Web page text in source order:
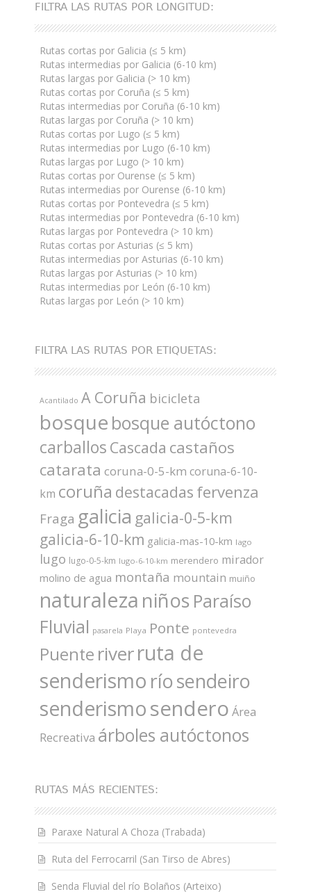
FILTRA LAS RUTAS POR LONGITUD:
Rutas cortas por Galicia (≤ 5 km)
Rutas intermedias por Galicia (6-10 km)
Rutas largas por Galicia (> 10 km)
Rutas cortas por Coruña (≤ 5 km)
Rutas intermedias por Coruña (6-10 km)
Rutas largas por Coruña (> 10 km)
Rutas cortas por Lugo (≤ 5 km)
Rutas intermedias por Lugo (6-10 km)
Rutas largas por Lugo (> 10 km)
Rutas cortas por Ourense (≤ 5 km)
Rutas intermedias por Ourense (6-10 km)
Rutas cortas por Pontevedra (≤ 5 km)
Rutas intermedias por Pontevedra (6-10 km)
Rutas largas por Pontevedra (> 10 km)
Rutas cortas por Asturias (≤ 5 km)
Rutas intermedias por Asturias (6-10 km)
Rutas largas por Asturias (> 10 km)
Rutas intermedias por León (6-10 km)
Rutas largas por León (> 10 km)
FILTRA LAS RUTAS POR ETIQUETAS:
Acantilado A Coruña bicicleta
bosque bosque autóctono
carballos Cascada castaños
catarata coruna-0-5-km coruna-6-10-
km coruña destacadas fervenza
Fraga galicia galicia-0-5-km
galicia-6-10-km galicia-mas-10-km lago
lugo lugo-0-5-km lugo-6-10-km merendero mirador
molino de agua montaña mountain muiño
naturaleza niños Paraíso
Fluvial pasarela Playa Ponte pontevedra
Puente riverruta de
senderismo ríosendeiro
senderismosendero Área
Recreativa árboles autóctonos
RUTAS MÁS RECIENTES:
Paraxe Natural A Choza (Trabada)
Ruta del Ferrocarril (San Tirso de Abres)
Senda Fluvial del río Bolaños (Arteixo)